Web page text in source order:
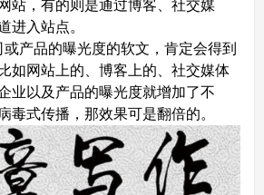
站，有的则是通过博客、社交媒
进入站点。
品的曝光度的软文，肯定会得到
如网站上的、博客上的、社交媒体
业以及产品的曝光度就增加了不
毒式传播，那效果可是翻倍的。